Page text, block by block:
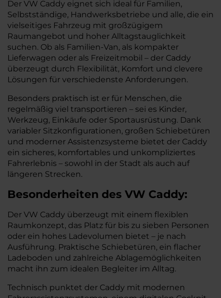
Der VW Caddy eignet sich ideal für Familien,
Selbstständige, Handwerksbetriebe und alle, die ein
vielseitiges Fahrzeug mit großzügigem
Raumangebot und hoher Alltagstauglichkeit
suchen. Ob als Familien-Van, als kompakter
Lieferwagen oder als Freizeitmobil – der Caddy
überzeugt durch Flexibilität, Komfort und clevere
Lösungen für verschiedenste Anforderungen.
Besonders praktisch ist er für Menschen, die
regelmäßig viel transportieren – sei es Kinder,
Werkzeug, Einkäufe oder Sportausrüstung. Dank
variabler Sitzkonfigurationen, großen Schiebetüren
und moderner Assistenzsysteme bietet der Caddy
ein sicheres, komfortables und unkompliziertes
Fahrerlebnis – sowohl in der Stadt als auch auf
längeren Strecken.
Besonderheiten des VW Caddy:
Der VW Caddy überzeugt mit einem flexiblen
Raumkonzept, das Platz für bis zu sieben Personen
oder ein hohes Ladevolumen bietet – je nach
Ausführung. Praktische Schiebetüren, ein flacher
Ladeboden und zahlreiche Ablagemöglichkeiten
macht ihn zum idealen Begleiter im Alltag.
Technisch punktet der Caddy mit modernen